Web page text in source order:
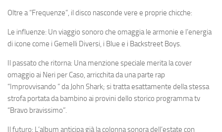
Oltre a “Frequenze”, il disco nasconde vere e proprie chicche:
Le influenze: Un viaggio sonoro che omaggia le armonie e l’energia
di icone come i Gemelli Diversi, i Blue e i Backstreet Boys.
Il passato che ritorna: Una menzione speciale merita la cover
omaggio ai Neri per Caso, arricchita da una parte rap
“Improvvisando ” da John Shark; si tratta esattamente della stessa
strofa portata da bambino ai provini dello storico programma tv
“Bravo bravissimo”.
Il futuro: L’album anticipa già la colonna sonora dell’estate con